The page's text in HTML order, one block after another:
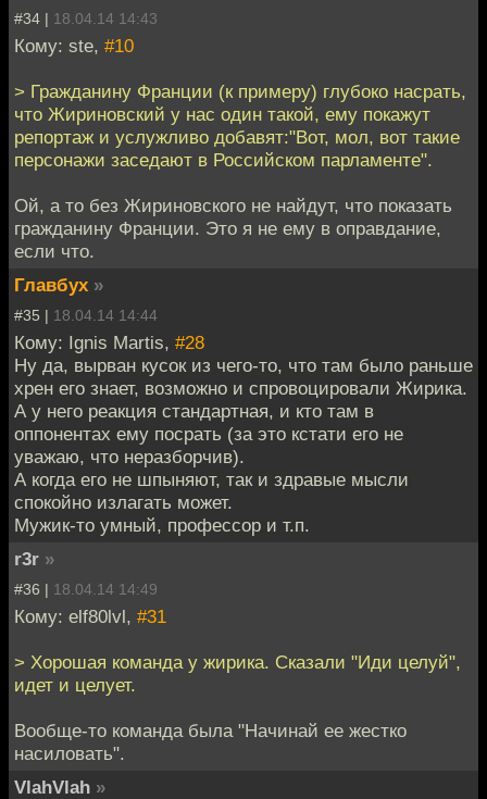
#34 | 18.04.14 14:43
Кому: ste, #10
> Гражданину Франции (к примеру) глубоко насрать,
что Жириновский у нас один такой, ему покажут
репортаж и услужливо добавят:"Вот, мол, вот такие
персонажи заседают в Российском парламенте".
Ой, а то без Жириновского не найдут, что показать
гражданину Франции. Это я не ему в оправдание,
если что.
Главбух »
#35 | 18.04.14 14:44
Кому: Ignis Martis, #28
Ну да, вырван кусок из чего-то, что там было раньше
хрен его знает, возможно и спровоцировали Жирика.
А у него реакция стандартная, и кто там в
оппонентах ему посрать (за это кстати его не
уважаю, что неразборчив).
А когда его не шпыняют, так и здравые мысли
спокойно излагать может.
Мужик-то умный, профессор и т.п.
r3r »
#36 | 18.04.14 14:49
Кому: elf80lvl, #31
> Хорошая команда у жирика. Сказали "Иди целуй",
идет и целует.
Вообще-то команда была "Начинай ее жестко
насиловать".
VlahVlah »